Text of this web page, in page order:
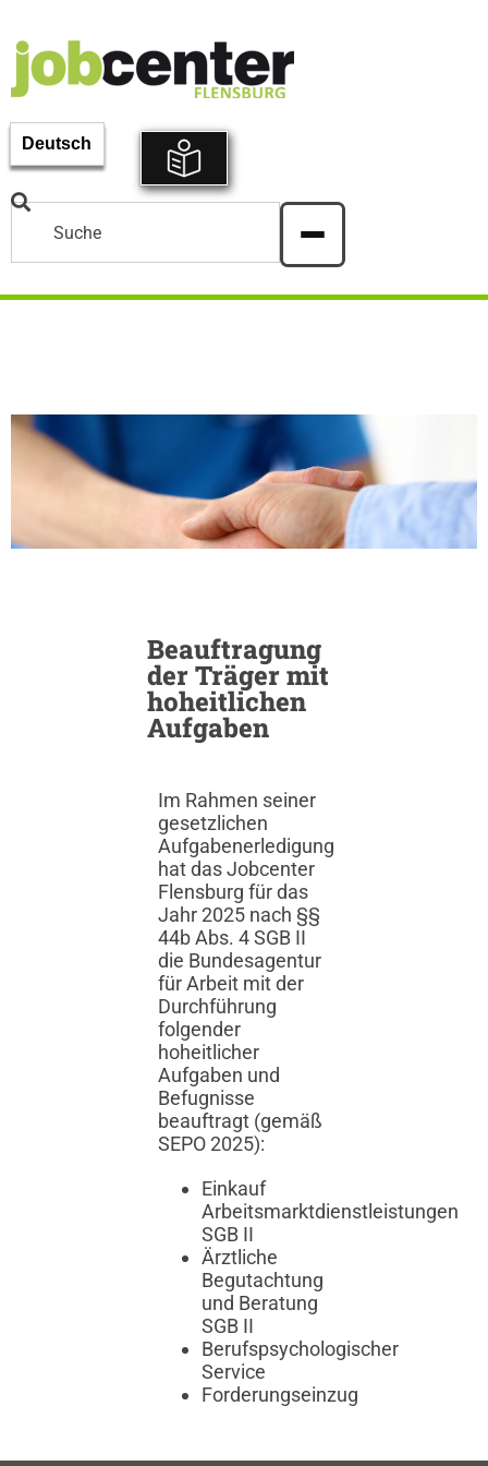
Beauftragung
der Träger mit
hoheitlichen
Aufgaben
Im Rahmen seiner
gesetzlichen
Aufgabenerledigung
hat das Jobcenter
Flensburg für das
Jahr 2025 nach §§
44b Abs. 4 SGB II
die Bundesagentur
für Arbeit mit der
Durchführung
folgender
hoheitlicher
Aufgaben und
Befugnisse
beauftragt (gemäß
SEPO 2025):
Einkauf
Arbeitsmarktdienstleistungen
SGB II
Ärztliche
Begutachtung
und Beratung
SGB II
Berufspsychologischer
Service
Forderungseinzug